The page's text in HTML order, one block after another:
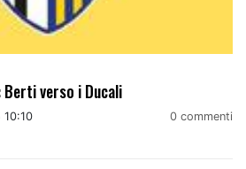
verso i Ducali
10:10 0 commenti